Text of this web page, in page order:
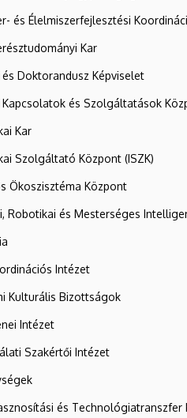
és Élelmiszerfejlesztési
Kar
Doktorandusz Képviselet
és Szolgáltatások
Kar
Szolgáltató Központ (ISZK)
Ökoszisztéma Központ
Robotikai és Mesterséges
Intézet
Kulturális Bizottságok
Intézet
Szakértői Intézet
és Technológiatranszfer